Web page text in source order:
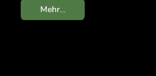
Mehr...